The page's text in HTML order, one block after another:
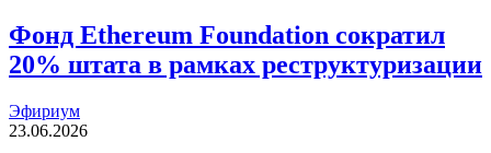
Фонд Ethereum Foundation сократил
20% штата в рамках реструктуризации
Эфириум
23.06.2026